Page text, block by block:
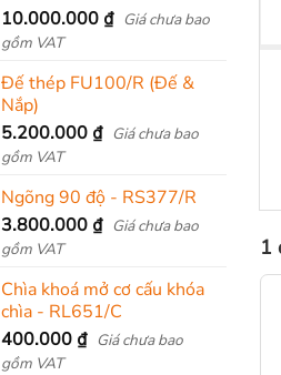
Được xếp
hạng 5.00
5 sao
10.000.000 ₫ Giá chưa bao
gồm VAT
Đế thép FU100/R (Đế &
Nắp)
5.200.000 ₫ Giá chưa bao
gồm VAT
Ngõng 90 độ - RS377/R
3.800.000 ₫ Giá chưa bao
gồm VAT
Chìa khoá mở cơ cấu khóa
chìa - RL651/C
400.000 ₫ Giá chưa bao
gồm VAT
1